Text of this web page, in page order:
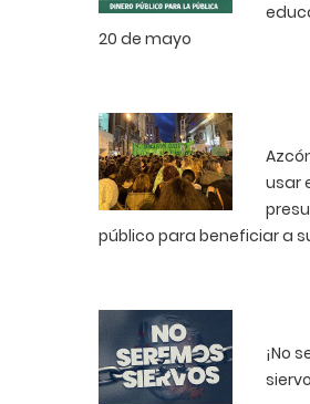
20 de mayo
usar
público para beneficiar a
¡No